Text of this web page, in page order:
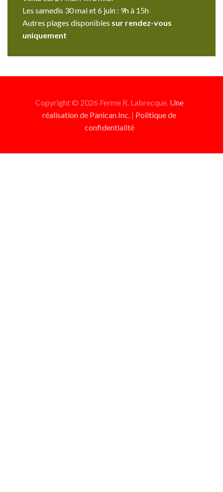
Les samedis 30 mai et 6 juin : 9h à 15h
Autres plages disponibles sur rendez-vous
uniquement
Copyright © 2026 Ferme R. Labrecque. Une
réalisation de Panican Inc. | Politique de
confidentialité